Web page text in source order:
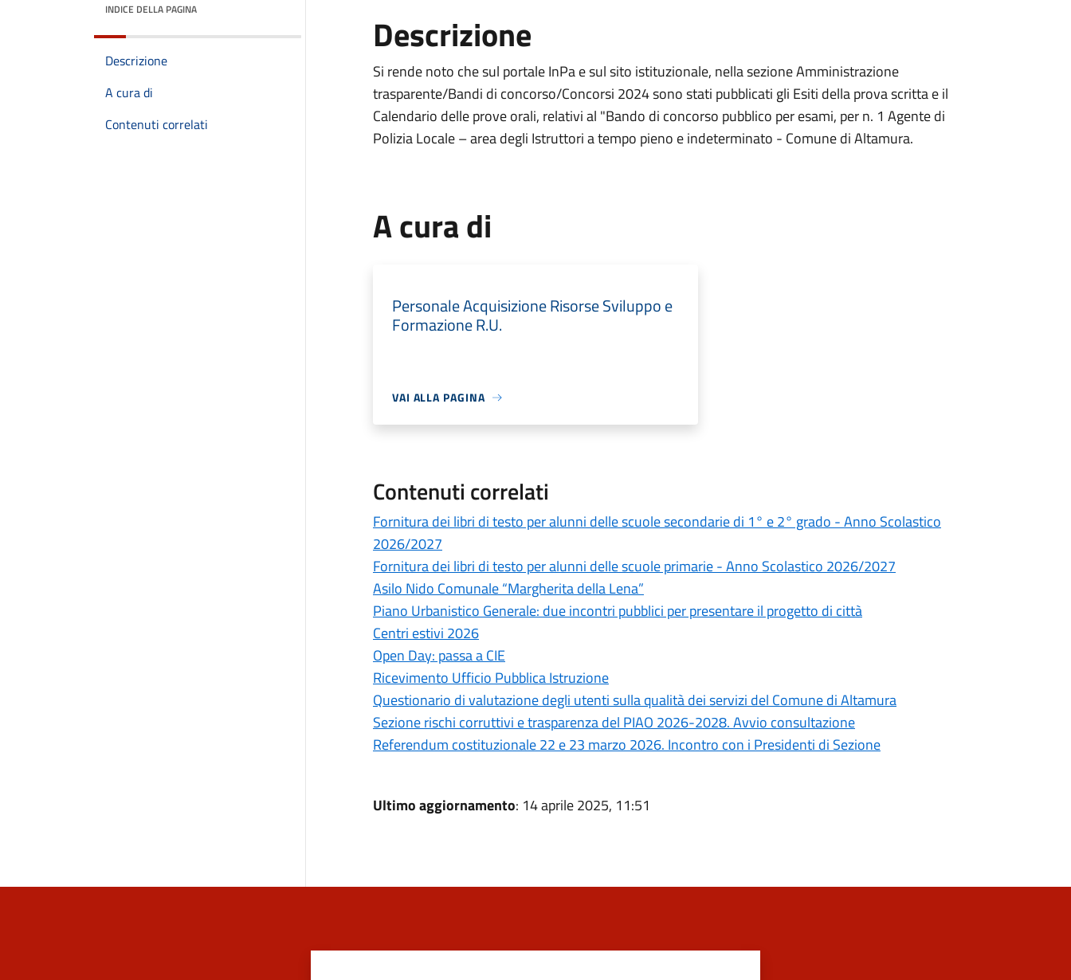
INDICE DELLA PAGINA
Descrizione
A cura di
Contenuti correlati
Descrizione
Si rende noto che sul portale InPa e sul sito istituzionale, nella sezione Amministrazione
trasparente/Bandi di concorso/Concorsi 2024 sono stati pubblicati gli Esiti della prova scritta e il
Calendario delle prove orali, relativi al "Bando di concorso pubblico per esami, per n. 1 Agente di
Polizia Locale – area degli Istruttori a tempo pieno e indeterminato - Comune di Altamura.
A cura di
Personale Acquisizione Risorse Sviluppo e
Formazione R.U.
VAI ALLA PAGINA
Contenuti correlati
Fornitura dei libri di testo per alunni delle scuole secondarie di 1° e 2° grado - Anno Scolastico
2026/2027
Fornitura dei libri di testo per alunni delle scuole primarie - Anno Scolastico 2026/2027
Asilo Nido Comunale “Margherita della Lena”
Piano Urbanistico Generale: due incontri pubblici per presentare il progetto di città
Centri estivi 2026
Open Day: passa a CIE
Ricevimento Ufficio Pubblica Istruzione
Questionario di valutazione degli utenti sulla qualità dei servizi del Comune di Altamura
Sezione rischi corruttivi e trasparenza del PIAO 2026-2028. Avvio consultazione
Referendum costituzionale 22 e 23 marzo 2026. Incontro con i Presidenti di Sezione
Ultimo aggiornamento: 14 aprile 2025, 11:51